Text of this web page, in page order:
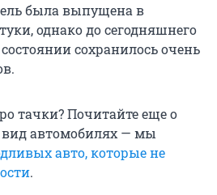
была выпущена в
однако до сегодняшнего
сохранилось очень
тачки? Почитайте еще о
автомобилях — мы
авто, которые не
.